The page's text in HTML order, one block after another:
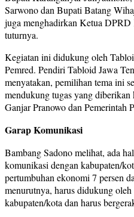
Sarwono dan Bupati Batang
juga menghadirkan Ketua
tuturnya.
Kegiatan ini didukung oleh
Pemred. Pendiri Tabloid Jawa
menyatakan, pemilihan tema ini
mendukung tugas yang diberikan
Ganjar Pranowo dan Pemerintah
Garap Komunikasi
Bambang Sadono melihat, ada
komunikasi dengan kabupaten/
pertumbuhan ekonomi 7 persen
menurutnya, harus didukung
kabupaten/kota dan harus